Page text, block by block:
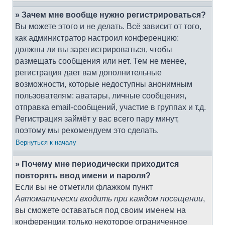
» Зачем мне вообще нужно регистрироваться?
Вы можете этого и не делать. Всё зависит от того,
как администратор настроил конференцию:
должны ли вы зарегистрироваться, чтобы
размещать сообщения или нет. Тем не менее,
регистрация дает вам дополнительные
возможности, которые недоступны анонимным
пользователям: аватары, личные сообщения,
отправка email-сообщений, участие в группах и т.д.
Регистрация займёт у вас всего пару минут,
поэтому мы рекомендуем это сделать.
Вернуться к началу
» Почему мне периодически приходится
повторять ввод имени и пароля?
Если вы не отметили флажком пункт
Автоматически входить при каждом посещении,
вы сможете оставаться под своим именем на
конференции только некоторое ограниченное